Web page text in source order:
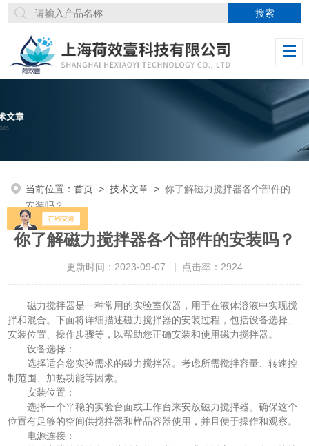
当前位置：首页 >技术文章 >你了解磁力搅拌器各个部件的
安装吗？
你了解磁力搅拌器各个部件的安装吗？
更新时间：2023-09-07 | 点击率：2924
磁力搅拌器是一种常用的实验室仪器，用于在液体溶液中实现搅
拌和混合。下面将详细描述磁力搅拌器的安装过程，包括设备选择、
安装位置、操作步骤等，以帮助您正确安装和使用磁力搅拌器。
设备选择：
选择适合您实验需求的磁力搅拌器。考虑所需搅拌容量、转速控
制范围、加热功能等因素。
安装位置：
选择一个平稳的实验台面或工作台来安放磁力搅拌器。确保这个
位置有足够的空间供搅拌器和样品容器使用，并且便于操作和观察。
电源连接：